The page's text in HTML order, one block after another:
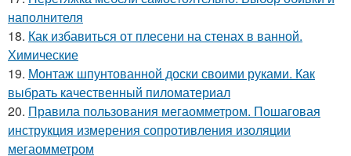
наполнителя
18. Как избавиться от плесени на стенах в ванной.
Химические
19. Монтаж шпунтованной доски своими руками. Как
выбрать качественный пиломатериал
20. Правила пользования мегаомметром. Пошаговая
инструкция измерения сопротивления изоляции
мегаомметром